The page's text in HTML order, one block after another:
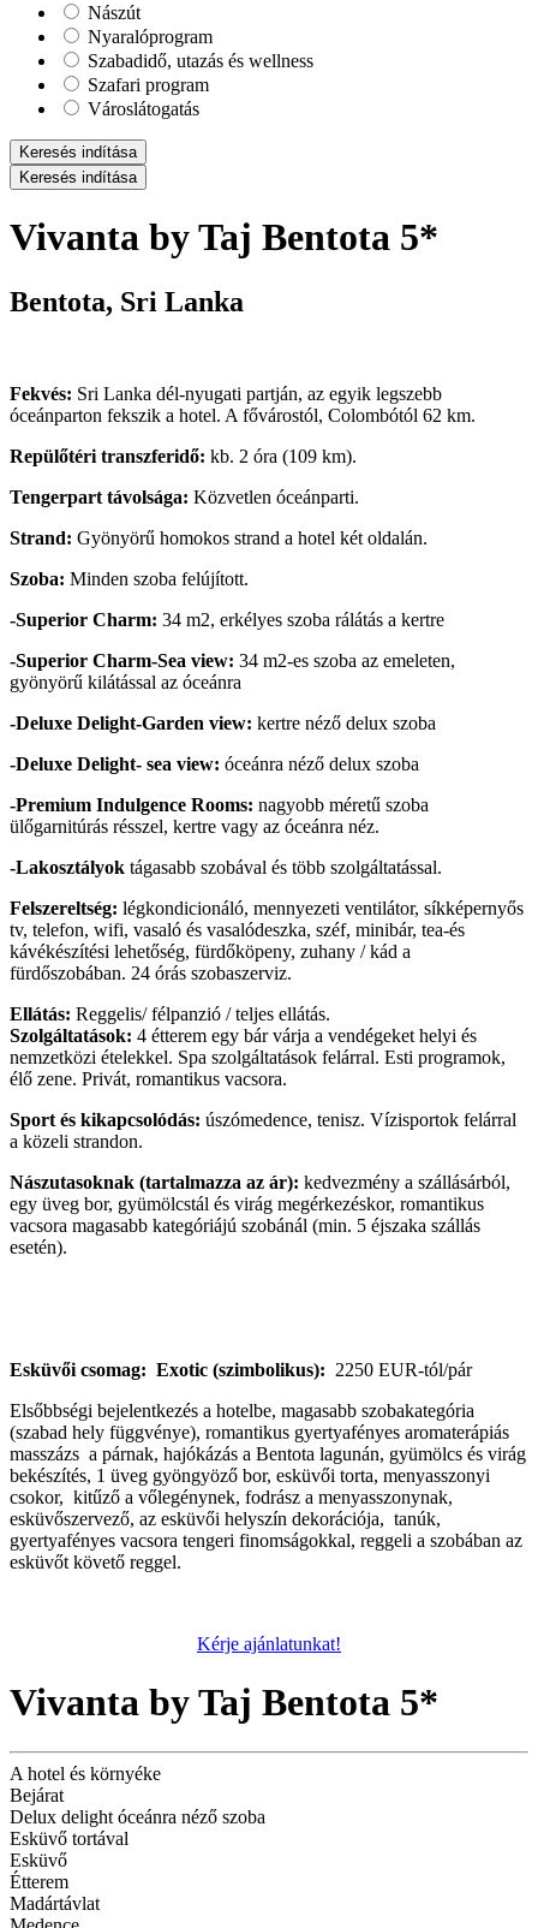
Nászút
Nyaralóprogram
Szabadidő, utazás és wellness
Szafari program
Városlátogatás
Keresés indítása
Keresés indítása
Vivanta by Taj Bentota 5*
Bentota, Sri Lanka
Fekvés: Sri Lanka dél-nyugati partján, az egyik legszebb
óceánparton fekszik a hotel. A fővárostól, Colombótól 62 km.
Repülőtéri transzferidő: kb. 2 óra (109 km).
Tengerpart távolsága: Közvetlen óceánparti.
Strand: Gyönyörű homokos strand a hotel két oldalán.
Szoba: Minden szoba felújított.
-Superior Charm: 34 m2, erkélyes szoba rálátás a kertre
-Superior Charm-Sea view: 34 m2-es szoba az emeleten,
gyönyörű kilátással az óceánra
-Deluxe Delight-Garden view: kertre néző delux szoba
-Deluxe Delight- sea view: óceánra néző delux szoba
-Premium Indulgence Rooms: nagyobb méretű szoba
ülőgarnitúrás résszel, kertre vagy az óceánra néz.
-Lakosztályok tágasabb szobával és több szolgáltatással.
Felszereltség: légkondicionáló, mennyezeti ventilátor, síkképernyős
tv, telefon, wifi, vasaló és vasalódeszka, széf, minibár, tea-és
kávékészítési lehetőség, fürdőköpeny, zuhany / kád a
fürdőszobában. 24 órás szobaszerviz.
Ellátás: Reggelis/ félpanzió / teljes ellátás.
Szolgáltatások: 4 étterem egy bár várja a vendégeket helyi és
nemzetközi ételekkel. Spa szolgáltatások felárral. Esti programok,
élő zene. Privát, romantikus vacsora.
Sport és kikapcsolódás: úszómedence, tenisz. Vízisportok felárral
a közeli strandon.
Nászutasoknak (tartalmazza az ár): kedvezmény a szállásárból,
egy üveg bor, gyümölcstál és virág megérkezéskor, romantikus
vacsora magasabb kategóriájú szobánál (min. 5 éjszaka szállás
esetén).
Esküvői csomag: Exotic (szimbolikus): 2250 EUR-tól/pár
Elsőbbségi bejelentkezés a hotelbe, magasabb szobakategória
(szabad hely függvénye), romantikus gyertyafényes aromaterápiás
masszázs a párnak, hajókázás a Bentota lagunán, gyümölcs és virág
bekészítés, 1 üveg gyöngyöző bor, esküvői torta, menyasszonyi
csokor, kitűző a vőlegénynek, fodrász a menyasszonynak,
esküvőszervező, az esküvői helyszín dekorációja, tanúk,
gyertyafényes vacsora tengeri finomságokkal, reggeli a szobában az
esküvőt követő reggel.
Kérje ajánlatunkat!
Vivanta by Taj Bentota 5*
A hotel és környéke
Bejárat
Delux delight óceánra néző szoba
Esküvő tortával
Esküvő
Étterem
Madártávlat